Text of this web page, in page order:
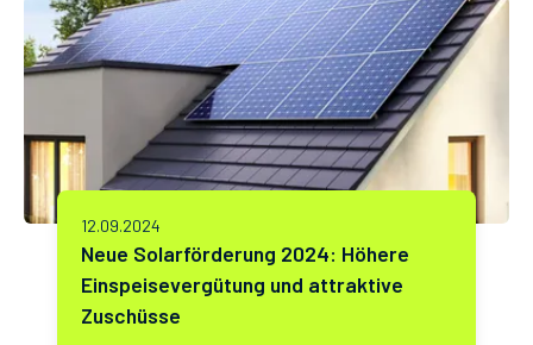
Bedeutung dieser Zinssenkung und ihre
möglichen Auswirkungen auf den
Immobilienmarkt.
12.09.2024
Neue Solarförderung 2024: Höhere
Einspeisevergütung und attraktive
Zuschüsse